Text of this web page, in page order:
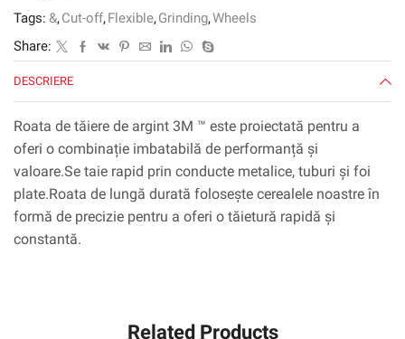
Tags: &,Cut-off,Flexible,Grinding,Wheels
Share:
DESCRIERE
Roata de tăiere de argint 3M ™ este proiectată pentru a
oferi o combinație imbatabilă de performanță și
valoare.Se taie rapid prin conducte metalice, tuburi și foi
plate.Roata de lungă durată folosește cerealele noastre în
formă de precizie pentru a oferi o tăietură rapidă și
constantă.
Related Products